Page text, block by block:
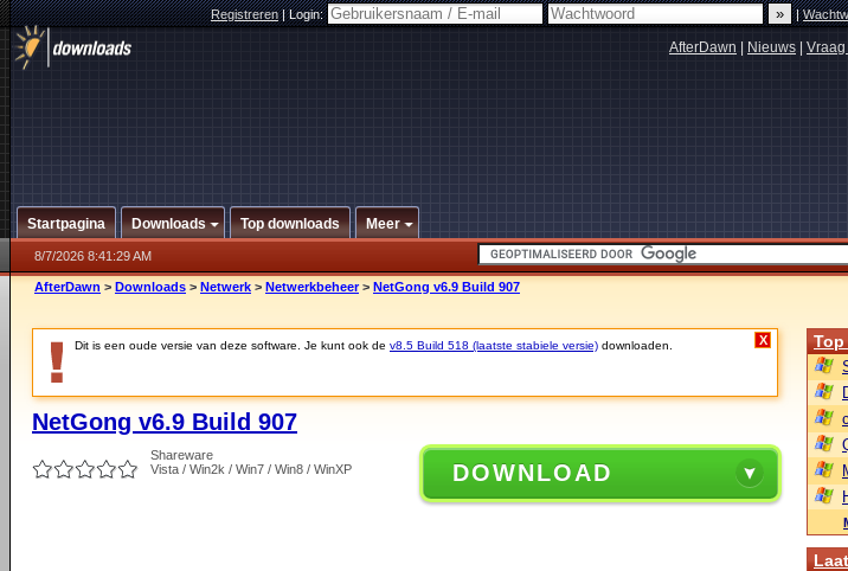
Registreren|Login: |
AfterDawn Nieuws Vraag
Startpagina Downloads Top downloads Meer
8/7/2026 8:41:29 AM
AfterDawn > Downloads > Netwerk > Netwerkbeheer > NetGong v6.9 Build 907
Dit is een oude versie van deze software. Je kunt ook de v8.5 Build 518 (laatste stabiele versie) downloaden. X
NetGong v6.9 Build 907
Shareware
Vista / Win2k / Win7 / Win8 / WinXP
DOWNLOAD